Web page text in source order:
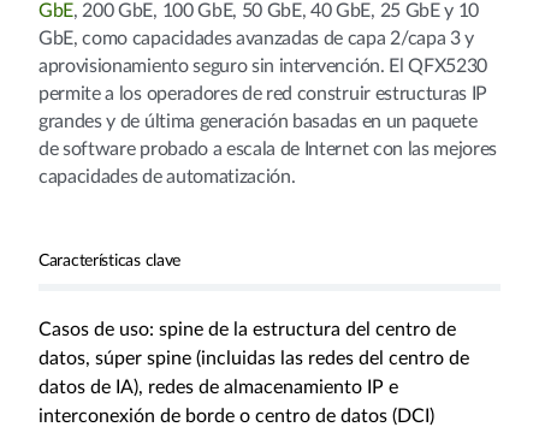
GbE, 200 GbE, 100 GbE, 50 GbE, 40 GbE, 25 GbE y 10
GbE, como capacidades avanzadas de capa 2/capa 3 y
aprovisionamiento seguro sin intervención. El QFX5230
permite a los operadores de red construir estructuras IP
grandes y de última generación basadas en un paquete
de software probado a escala de Internet con las mejores
capacidades de automatización.
Características clave
Casos de uso: spine de la estructura del centro de
datos, súper spine (incluidas las redes del centro de
datos de IA), redes de almacenamiento IP e
interconexión de borde o centro de datos (DCI)